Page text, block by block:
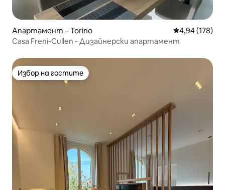
Апартамент – Torino Средна
4,94 (178)
Casa Freni-Cullen - Дизайнерски апартамент
Избор на гостите
Избор на гостите